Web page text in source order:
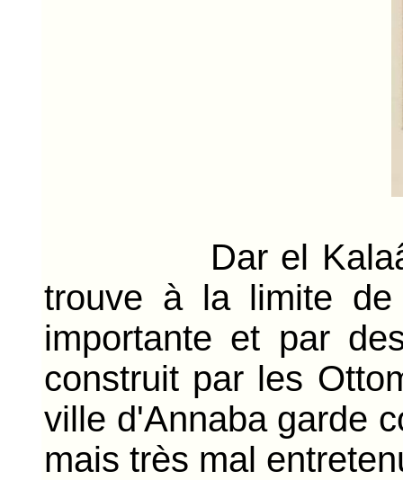
Dar el Kalaâ est
trouve à la limite
importante et par
construit par les
ville d'Annaba garde
mais très mal